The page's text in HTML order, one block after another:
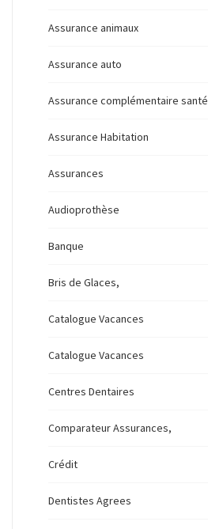
Assurance animaux
Assurance auto
Assurance complémentaire santé
Assurance Habitation
Assurances
Audioprothèse
Banque
Bris de Glaces,
Catalogue Vacances
Catalogue Vacances
Centres Dentaires
Comparateur Assurances,
Crédit
Dentistes Agrees